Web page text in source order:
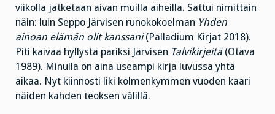
viikolla jatketaan aivan muilla aiheilla. Sattui nimittäin
näin: luin Seppo Järvisen runokokoelman Yhden
ainoan elämän olit kanssani(Palladium Kirjat 2018).
Piti kaivaa hyllystä pariksi Järvisen Talvikirjeitä(Otava
1989). Minulla on aina useampi kirja luvussa yhtä
aikaa. Nyt kiinnosti liki kolmenkymmen vuoden kaari
näiden kahden teoksen välillä.